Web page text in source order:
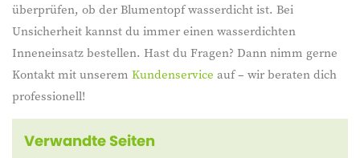
überprüfen, ob der Blumentopf wasserdicht ist. Bei
Unsicherheit kannst du immer einen wasserdichten
Inneneinsatz bestellen. Hast du Fragen? Dann nimm gerne
Kontakt mit unserem Kundenservice auf – wir beraten dich
professionell!
Verwandte Seiten